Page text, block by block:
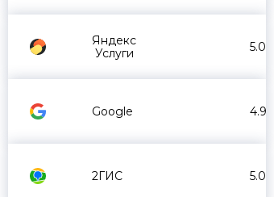
Яндекс
Услуги
5.0
Google 4.9
2ГИС 5.0